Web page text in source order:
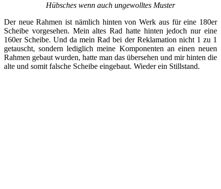
Hübsches wenn auch ungewolltes Muster
Der neue Rahmen ist nämlich hinten von Werk aus für eine 180er
Scheibe vorgesehen. Mein altes Rad hatte hinten jedoch nur eine
160er Scheibe. Und da mein Rad bei der Reklamation nicht 1 zu 1
getauscht, sondern lediglich meine Komponenten an einen neuen
Rahmen gebaut wurden, hatte man das übersehen und mir hinten die
alte und somit falsche Scheibe eingebaut. Wieder ein Stillstand.